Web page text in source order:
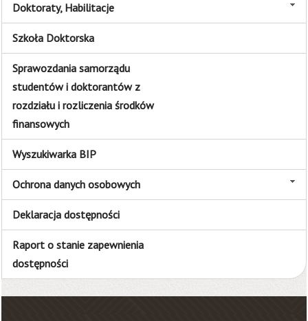
Doktoraty, Habilitacje
Szkoła Doktorska
Sprawozdania samorządu
studentów i doktorantów z
rozdziału i rozliczenia środków
finansowych
Wyszukiwarka BIP
Ochrona danych osobowych
Deklaracja dostępności
Raport o stanie zapewnienia
dostępności